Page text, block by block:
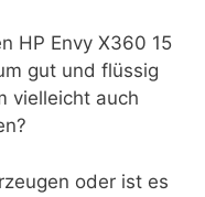
HP Envy X360 15
gut und flüssig
vielleicht auch
oder ist es